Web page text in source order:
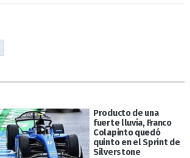
Producto de una
fuerte lluvia, Franco
Colapinto quedó
quinto en el Sprint de
Silverstone